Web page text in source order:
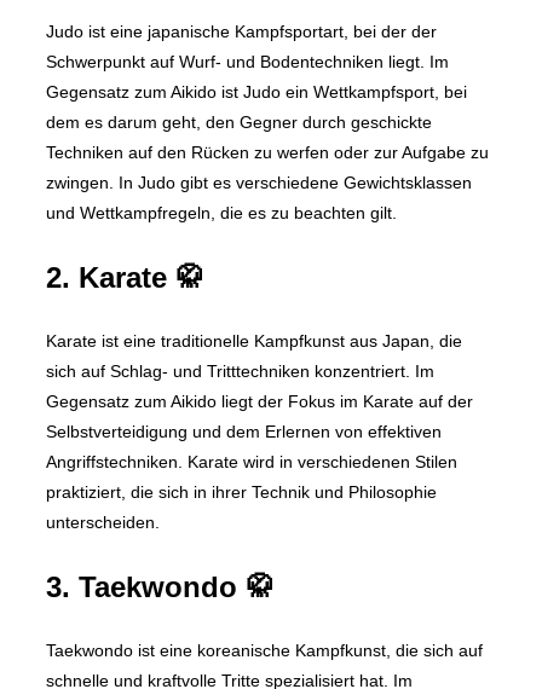
Judo ist eine japanische Kampfsportart, bei der der
Schwerpunkt auf Wurf- und Bodentechniken liegt. Im
Gegensatz zum Aikido ist Judo ein Wettkampfsport, bei
dem es darum geht, den Gegner durch geschickte
Techniken auf den Rücken zu werfen oder zur Aufgabe zu
zwingen. In Judo gibt es verschiedene Gewichtsklassen
und Wettkampfregeln, die es zu beachten gilt.
2. Karate 🥋
Karate ist eine traditionelle Kampfkunst aus Japan, die
sich auf Schlag- und Tritttechniken konzentriert. Im
Gegensatz zum Aikido liegt der Fokus im Karate auf der
Selbstverteidigung und dem Erlernen von effektiven
Angriffstechniken. Karate wird in verschiedenen Stilen
praktiziert, die sich in ihrer Technik und Philosophie
unterscheiden.
3. Taekwondo 🥋
Taekwondo ist eine koreanische Kampfkunst, die sich auf
schnelle und kraftvolle Tritte spezialisiert hat. Im